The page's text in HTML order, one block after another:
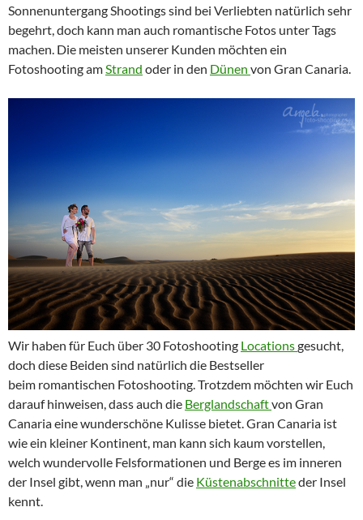
Sonnenuntergang Shootings sind bei Verliebten natürlich sehr
begehrt, doch kann man auch romantische Fotos unter Tags
machen. Die meisten unserer Kunden möchten ein
Fotoshooting amStrand oder in den Dünen von Gran Canaria.
Wir haben für Euch über 30 Fotoshooting Locationsgesucht,
doch diese Beiden sind natürlich die Bestseller
beim romantischen Fotoshooting. Trotzdem möchten wir Euch
darauf hinweisen, dass auch die Berglandschaftvon Gran
Canaria eine wunderschöne Kulisse bietet. Gran Canaria ist
wie ein kleiner Kontinent, man kann sich kaum vorstellen,
welch wundervolle Felsformationen und Berge es im inneren
der Insel gibt, wenn man „nur“ die Küstenabschnitteder Insel
kennt.